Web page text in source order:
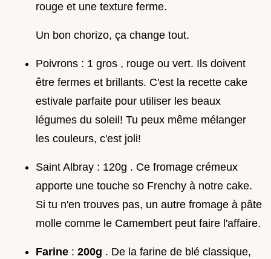
rouge et une texture ferme.
Un bon chorizo, ça change tout.
Poivrons : 1 gros , rouge ou vert. Ils doivent
être fermes et brillants. C'est la recette cake
estivale parfaite pour utiliser les beaux
légumes du soleil! Tu peux même mélanger
les couleurs, c'est joli!
Saint Albray : 120g . Ce fromage crémeux
apporte une touche so Frenchy à notre cake.
Si tu n'en trouves pas, un autre fromage à pâte
molle comme le Camembert peut faire l'affaire.
Farine : 200g . De la farine de blé classique,